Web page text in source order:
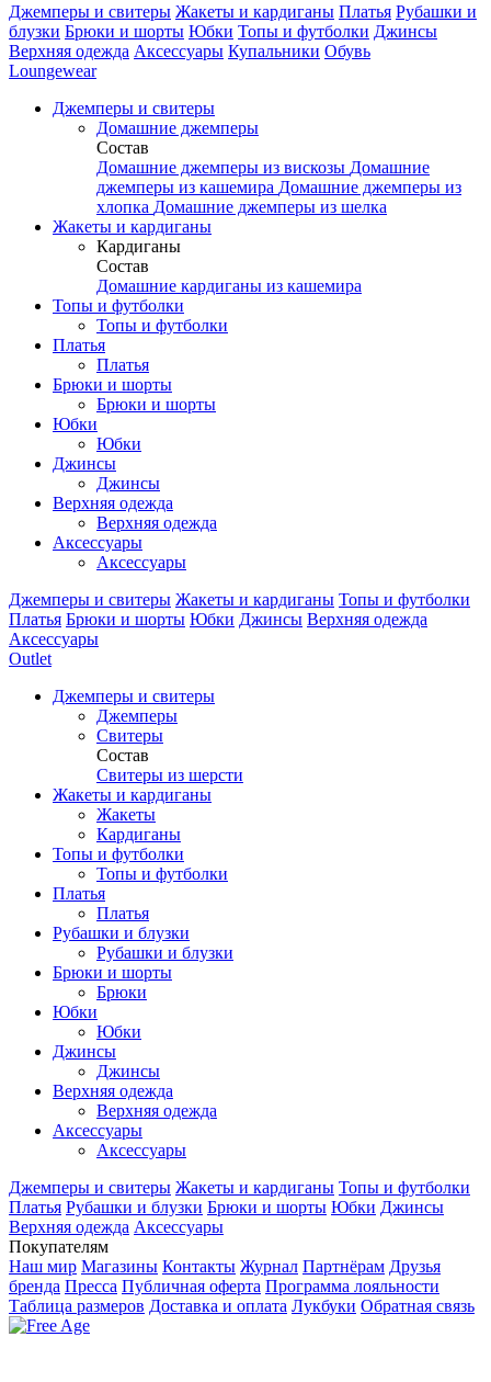
Джемперы и свитеры Жакеты и кардиганы Платья Рубашки и
блузки Брюки и шорты Юбки Топы и футболки Джинсы
Верхняя одежда Аксесcуары Купальники Обувь
Loungewear
Джемперы и свитеры
Домашние джемперы
Состав
Домашние джемперы из вискозы Домашние
джемперы из кашемира Домашние джемперы из
хлопка Домашние джемперы из шелка
Жакеты и кардиганы
Кардиганы
Состав
Домашние кардиганы из кашемира
Топы и футболки
Топы и футболки
Платья
Платья
Брюки и шорты
Брюки и шорты
Юбки
Юбки
Джинсы
Джинсы
Верхняя одежда
Верхняя одежда
Аксессуары
Аксессуары
Джемперы и свитеры Жакеты и кардиганы Топы и футболки
Платья Брюки и шорты Юбки Джинсы Верхняя одежда
Аксессуары
Outlet
Джемперы и свитеры
Джемперы
Свитеры
Состав
Свитеры из шерсти
Жакеты и кардиганы
Жакеты
Кардиганы
Топы и футболки
Топы и футболки
Платья
Платья
Рубашки и блузки
Рубашки и блузки
Брюки и шорты
Брюки
Юбки
Юбки
Джинсы
Джинсы
Верхняя одежда
Верхняя одежда
Аксесcуары
Аксесcуары
Джемперы и свитеры Жакеты и кардиганы Топы и футболки
Платья Рубашки и блузки Брюки и шорты Юбки Джинсы
Верхняя одежда Аксесcуары
Покупателям
Наш мир Магазины Контакты Журнал Партнёрам Друзья
бренда Пресса Публичная оферта Программа лояльности
Таблица размеров Доставка и оплата Лукбуки Обратная связь